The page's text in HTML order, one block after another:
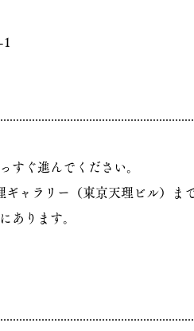
すぐ進んでください。
ャラリー（東京天理ビル）ま
あります。